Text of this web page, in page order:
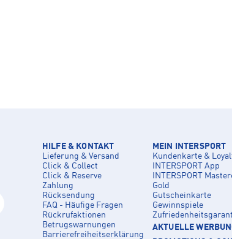
HILFE & KONTAKT
Lieferung & Versand
Click & Collect
Click & Reserve
Zahlung
Rücksendung
FAQ - Häufige Fragen
Rückrufaktionen
Betrugswarnungen
Barrierefreiheitserklärung
MEIN INTERSPORT
Kundenkarte &
INTERSPORT App
INTERSPORT
Gold
Gutscheinkarte
Gewinnspiele
AKTUELLE